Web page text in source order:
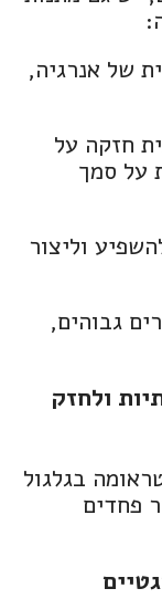
של אנרגיה,
חזקה על
על סמך
וליצור
גבוהים,
ולחזק
בגלגול
פחדים